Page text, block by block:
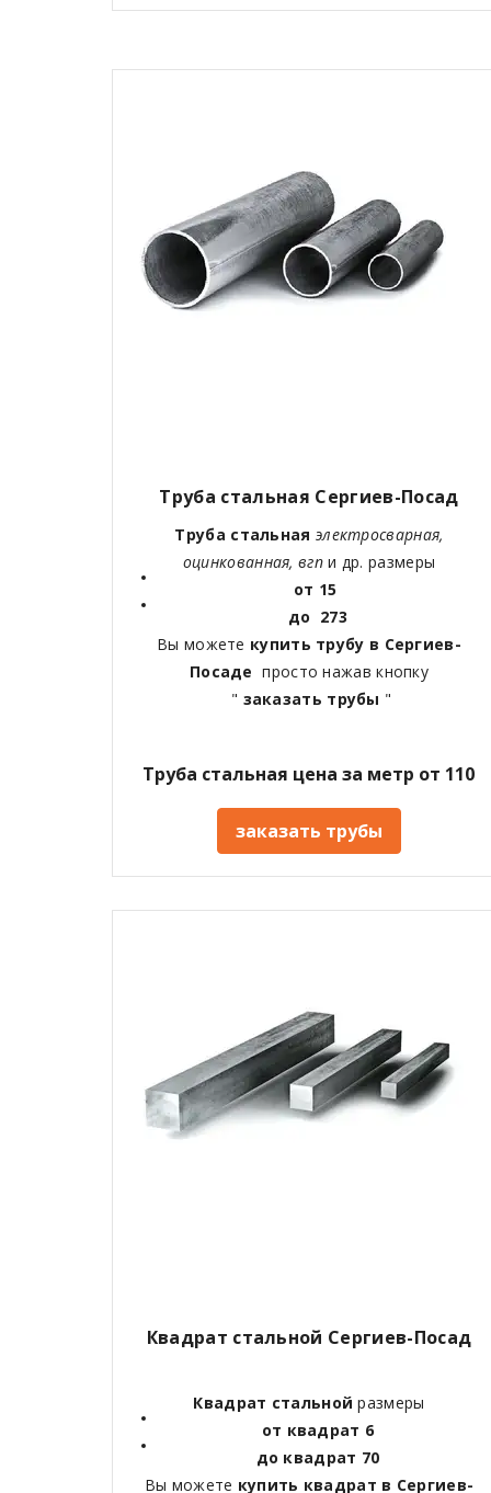
Труба стальная Сергиев-Посад
Труба стальная электросварная,
оцинкованная, вгпи др. размеры
от 15
до 273
Вы можете купить трубу в Сергиев-
Посадепросто нажав кнопку
" заказать трубы "
Труба стальная цена за метр от 110
заказать трубы
Квадрат стальной Сергиев-Посад
Квадрат стальной размеры
от квадрат 6
до квадрат 70
Вы можете купить квадрат в Сергиев-